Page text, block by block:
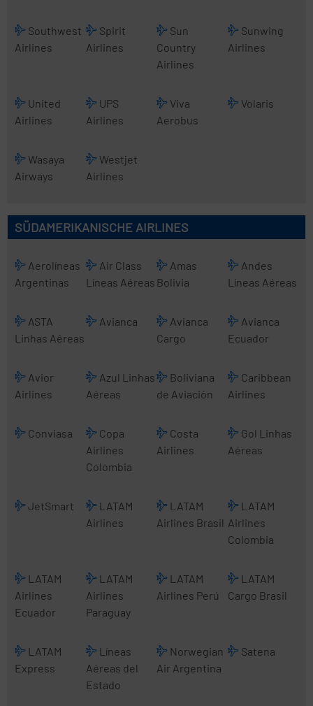
Southwest
Airlines
Spirit
Airlines
Sun
Country
Airlines
Sunwing
Airlines
United
Airlines
UPS
Airlines
Viva
Aerobus
Volaris
Wasaya
Airways
Westjet
Airlines
SÜDAMERIKANISCHE AIRLINES
Aerolíneas
Argentinas
Air Class
Líneas Aéreas
Amas
Bolivia
Andes
Líneas Aéreas
ASTA
Linhas Aéreas
Avianca
Avianca
Cargo
Avianca
Ecuador
Avior
Airlines
Azul Linhas
Aéreas
Boliviana
de Aviación
Caribbean
Airlines
Conviasa
Copa
Airlines
Colombia
Costa
Airlines
Gol Linhas
Aéreas
JetSmart
LATAM
Airlines
LATAM
Airlines Brasil
LATAM
Airlines
Colombia
LATAM
Airlines
Ecuador
LATAM
Airlines
Paraguay
LATAM
Airlines Perú
LATAM
Cargo Brasil
LATAM
Express
Líneas
Aéreas del
Estado
Norwegian
Air Argentina
Satena